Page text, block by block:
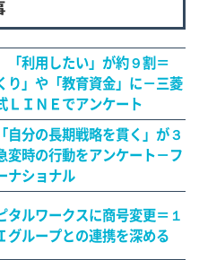
「利用したい」が約９割＝
り」や「教育資金」に－三菱
ＬＩＮＥでアンケート
自分の長期戦略を貫く」が３
変時の行動をアンケート－フ
ナショナル
タルワークスに商号変更＝１
グループとの連携を深める